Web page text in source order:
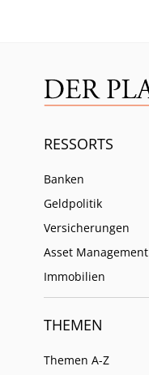
RESSORTS
Banken
Geldpolitik
Versicherungen
Asset Management
Immobilien
THEMEN
Themen A-Z